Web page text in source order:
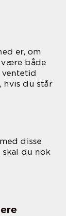
er, om
både
du står
disse
du nok